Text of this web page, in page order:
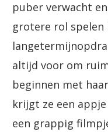
puber verwacht
grotere rol spelen
altijd voor om
beginnen met
krijgt ze een
een grappig